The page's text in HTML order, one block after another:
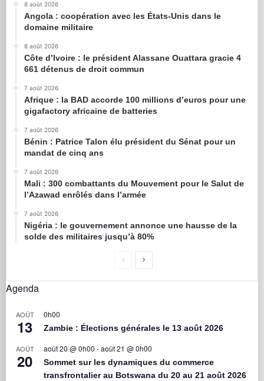
8 août 2026
Angola : coopération avec les États-Unis dans le
domaine militaire
8 août 2026
Côte d’Ivoire : le président Alassane Ouattara gracie 4
661 détenus de droit commun
7 août 2026
Afrique : la BAD accorde 100 millions d’euros pour une
gigafactory africaine de batteries
7 août 2026
Bénin : Patrice Talon élu président du Sénat pour un
mandat de cinq ans
7 août 2026
Mali : 300 combattants du Mouvement pour le Salut de
l’Azawad enrôlés dans l’armée
7 août 2026
Nigéria : le gouvernement annonce une hausse de la
solde des militaires jusqu’à 80%
Agenda
AOÛT
13
0h00
Zambie : Élections générales le 13 août 2026
AOÛT
20
août 20 @ 0h00 -août 21 @ 0h00
Sommet sur les dynamiques du commerce
transfrontalier au Botswana du 20 au 21 août 2026